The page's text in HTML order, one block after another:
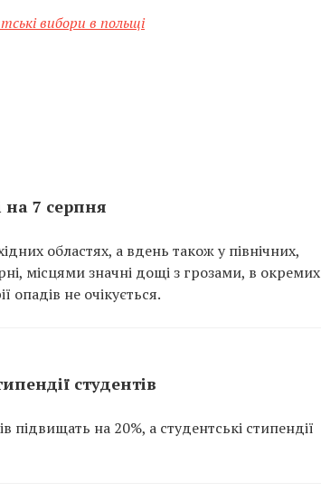
вибори в польщі
на 7 серпня
областях, а вдень також у північних,
місцями значні дощі з грозами, в окремих
опадів не очікується.
студентів
підвищать на 20%, а студентські стипендії